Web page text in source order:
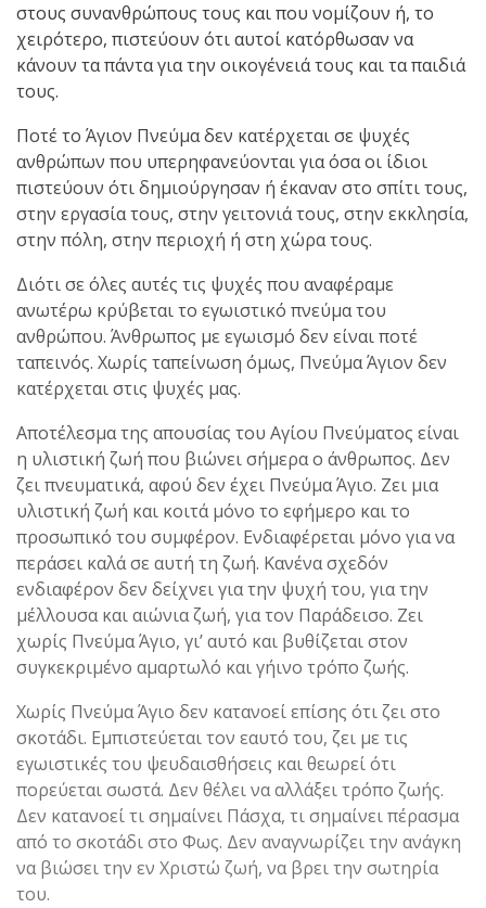
στους συνανθρώπους τους και που νομίζουν ή, το
χειρότερο, πιστεύουν ότι αυτοί κατόρθωσαν να
κάνουν τα πάντα για την οικογένειά τους και τα παιδιά
τους.
Ποτέ το Άγιον Πνεύμα δεν κατέρχεται σε ψυχές
ανθρώπων που υπερηφανεύονται για όσα οι ίδιοι
πιστεύουν ότι δημιούργησαν ή έκαναν στο σπίτι τους,
στην εργασία τους, στην γειτονιά τους, στην εκκλησία,
στην πόλη, στην περιοχή ή στη χώρα τους.
Διότι σε όλες αυτές τις ψυχές που αναφέραμε
ανωτέρω κρύβεται το εγωιστικό πνεύμα του
ανθρώπου. Άνθρωπος με εγωισμό δεν είναι ποτέ
ταπεινός. Χωρίς ταπείνωση όμως, Πνεύμα Άγιον δεν
κατέρχεται στις ψυχές μας.
Αποτέλεσμα της απουσίας του Αγίου Πνεύματος είναι
η υλιστική ζωή που βιώνει σήμερα ο άνθρωπος. Δεν
ζει πνευματικά, αφού δεν έχει Πνεύμα Άγιο. Ζει μια
υλιστική ζωή και κοιτά μόνο το εφήμερο και το
προσωπικό του συμφέρον. Ενδιαφέρεται μόνο για να
περάσει καλά σε αυτή τη ζωή. Κανένα σχεδόν
ενδιαφέρον δεν δείχνει για την ψυχή του, για την
μέλλουσα και αιώνια ζωή, για τον Παράδεισο. Ζει
χωρίς Πνεύμα Άγιο, γι’ αυτό και βυθίζεται στον
συγκεκριμένο αμαρτωλό και γήινο τρόπο ζωής.
Χωρίς Πνεύμα Άγιο δεν κατανοεί επίσης ότι ζει στο
σκοτάδι. Εμπιστεύεται τον εαυτό του, ζει με τις
εγωιστικές του ψευδαισθήσεις και θεωρεί ότι
πορεύεται σωστά. Δεν θέλει να αλλάξει τρόπο ζωής.
Δεν κατανοεί τι σημαίνει Πάσχα, τι σημαίνει πέρασμα
από το σκοτάδι στο Φως. Δεν αναγνωρίζει την ανάγκη
να βιώσει την εν Χριστώ ζωή, να βρει την σωτηρία
του.